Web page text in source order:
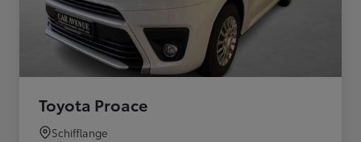
Toyota Proace
Schifflange